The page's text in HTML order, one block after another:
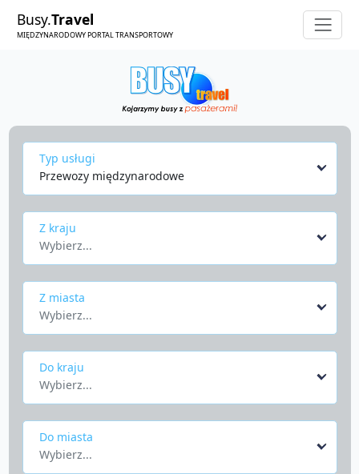
Busy.Travel
MIĘDZYNARODOWY PORTAL TRANSPORTOWY
Typ usługi
Przewozy międzynarodowe
Z kraju
Wybierz...
Z miasta
Wybierz...
Do kraju
Wybierz...
Do miasta
Wybierz...